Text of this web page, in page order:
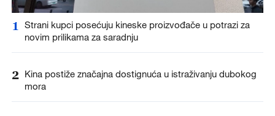
1
Strani kupci posećuju kineske proizvođače u potrazi za
novim prilikama za saradnju
2 Kina postiže značajna dostignuća u istraživanju dubokog
mora